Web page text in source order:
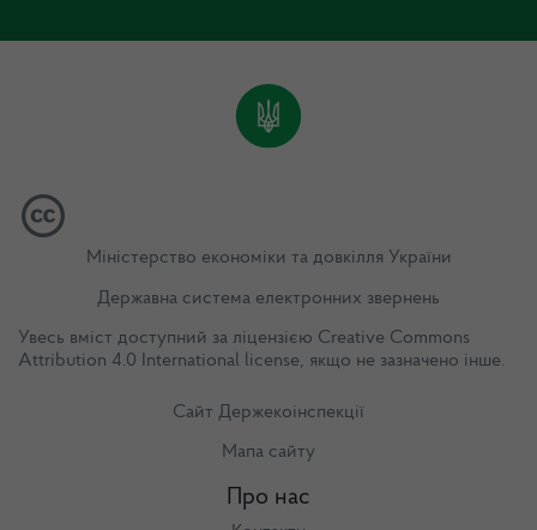
Міністерство економіки та довкілля України
Державна система електронних звернень
Увесь вміст доступний за ліцензією Creative Commons
Attribution 4.0 International license, якщо не зазначено інше.
Сайт Держекоінспекції
Мапа сайту
Про нас